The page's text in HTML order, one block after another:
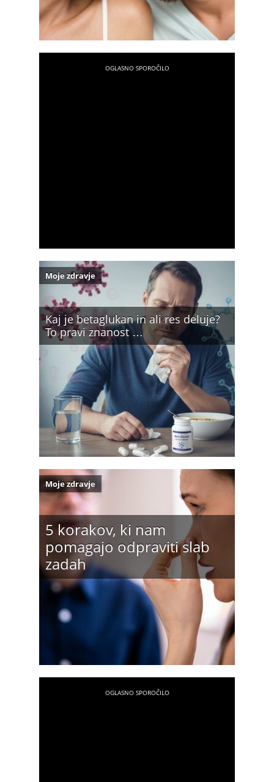
Kaj je betaglukan in ali res deluje?
To pravi znanost …
Moje zdravje
5 korakov, ki nam
pomagajo odpraviti slab
zadah
Moje zdravje